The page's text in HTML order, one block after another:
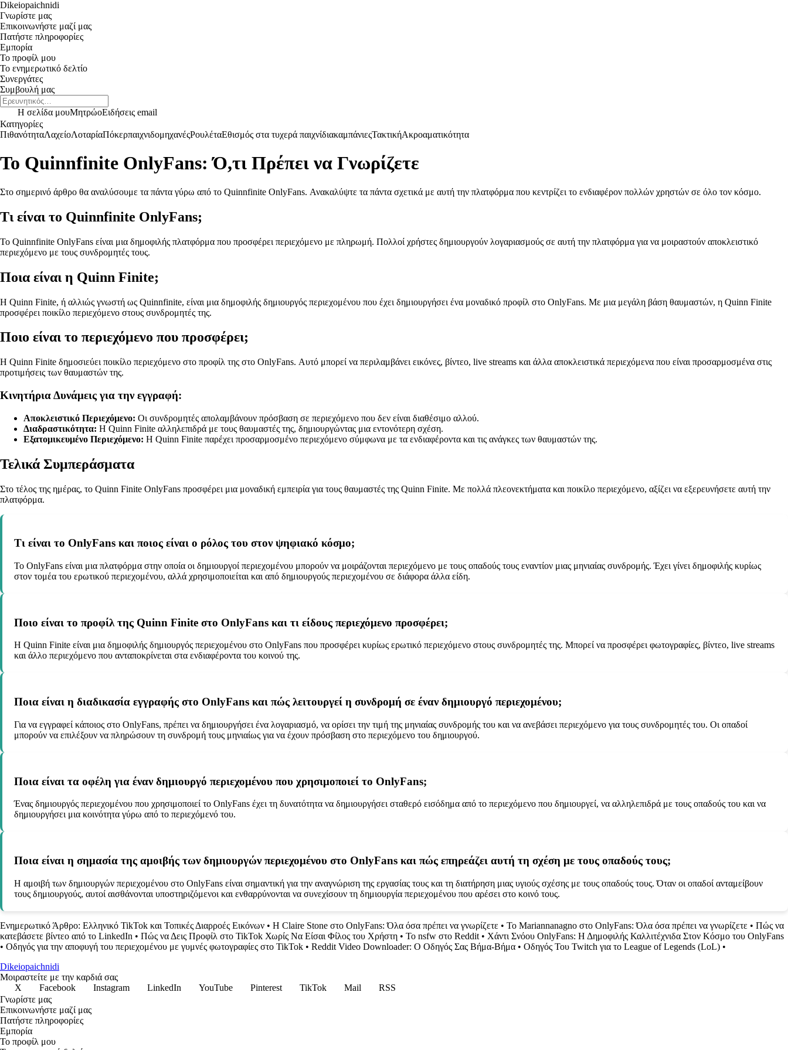
Dikeiopaichnidi
Γνωρίστε μας
Επικοινωνήστε μαζί μας
Πατήστε πληροφορίες
Εμπορία
Το προφίλ μου
Το ενημερωτικό δελτίο
Συνεργάτες
Συμβουλή μας
Η σελίδα μουΜητρώοΕιδήσεις email
Κατηγορίες
ΠιθανότηταΛαχείοΛοταρίαΠόκερπαιχνιδομηχανέςΡουλέταΕθισμός στα τυχερά παιχνίδιακαμπάνιεςΤακτικήΑκροαματικότητα
Το Quinnfinite OnlyFans: Ό,τι Πρέπει να Γνωρίζετε
Στο σημερινό άρθρο θα αναλύσουμε τα πάντα γύρω από το Quinnfinite OnlyFans. Ανακαλύψτε τα πάντα σχετικά με αυτή την πλατφόρμα που κεντρίζει το ενδιαφέρον πολλών χρηστών σε όλο τον κόσμο.
Τι είναι το Quinnfinite OnlyFans;
To Quinnfinite OnlyFans είναι μια δημοφιλής πλατφόρμα που προσφέρει περιεχόμενο με πληρωμή. Πολλοί χρήστες δημιουργούν λογαριασμούς σε αυτή την πλατφόρμα για να μοιραστούν αποκλειστικό
περιεχόμενο με τους συνδρομητές τους.
Ποια είναι η Quinn Finite;
Η Quinn Finite, ή αλλιώς γνωστή ως Quinnfinite, είναι μια δημοφιλής δημιουργός περιεχομένου που έχει δημιουργήσει ένα μοναδικό προφίλ στο OnlyFans. Με μια μεγάλη βάση θαυμαστών, η Quinn Finite
προσφέρει ποικίλο περιεχόμενο στους συνδρομητές της.
Ποιο είναι το περιεχόμενο που προσφέρει;
Η Quinn Finite δημοσιεύει ποικίλο περιεχόμενο στο προφίλ της στο OnlyFans. Αυτό μπορεί να περιλαμβάνει εικόνες, βίντεο, live streams και άλλα αποκλειστικά περιεχόμενα που είναι προσαρμοσμένα στις
προτιμήσεις των θαυμαστών της.
Κινητήρια Δυνάμεις για την εγγραφή:
Αποκλειστικό Περιεχόμενο: Οι συνδρομητές απολαμβάνουν πρόσβαση σε περιεχόμενο που δεν είναι διαθέσιμο αλλού.
Διαδραστικότητα: Η Quinn Finite αλληλεπιδρά με τους θαυμαστές της, δημιουργώντας μια εντονότερη σχέση.
Εξατομικευμένο Περιεχόμενο: Η Quinn Finite παρέχει προσαρμοσμένο περιεχόμενο σύμφωνα με τα ενδιαφέροντα και τις ανάγκες των θαυμαστών της.
Τελικά Συμπεράσματα
Στο τέλος της ημέρας, το Quinn Finite OnlyFans προσφέρει μια μοναδική εμπειρία για τους θαυμαστές της Quinn Finite. Με πολλά πλεονεκτήματα και ποικίλο περιεχόμενο, αξίζει να εξερευνήσετε αυτή την
πλατφόρμα.
Τι είναι το OnlyFans και ποιος είναι ο ρόλος του στον ψηφιακό κόσμο;
Το OnlyFans είναι μια πλατφόρμα στην οποία οι δημιουργοί περιεχομένου μπορούν να μοιράζονται περιεχόμενο με τους οπαδούς τους εναντίον μιας μηνιαίας συνδρομής. Έχει γίνει δημοφιλής κυρίως
στον τομέα του ερωτικού περιεχομένου, αλλά χρησιμοποιείται και από δημιουργούς περιεχομένου σε διάφορα άλλα είδη.
Ποιο είναι το προφίλ της Quinn Finite στο OnlyFans και τι είδους περιεχόμενο προσφέρει;
Η Quinn Finite είναι μια δημοφιλής δημιουργός περιεχομένου στο OnlyFans που προσφέρει κυρίως ερωτικό περιεχόμενο στους συνδρομητές της. Μπορεί να προσφέρει φωτογραφίες, βίντεο, live streams
και άλλο περιεχόμενο που ανταποκρίνεται στα ενδιαφέροντα του κοινού της.
Ποια είναι η διαδικασία εγγραφής στο OnlyFans και πώς λειτουργεί η συνδρομή σε έναν δημιουργό περιεχομένου;
Για να εγγραφεί κάποιος στο OnlyFans, πρέπει να δημιουργήσει ένα λογαριασμό, να ορίσει την τιμή της μηνιαίας συνδρομής του και να ανεβάσει περιεχόμενο για τους συνδρομητές του. Οι οπαδοί
μπορούν να επιλέξουν να πληρώσουν τη συνδρομή τους μηνιαίως για να έχουν πρόσβαση στο περιεχόμενο του δημιουργού.
Ποια είναι τα οφέλη για έναν δημιουργό περιεχομένου που χρησιμοποιεί το OnlyFans;
Ένας δημιουργός περιεχομένου που χρησιμοποιεί το OnlyFans έχει τη δυνατότητα να δημιουργήσει σταθερό εισόδημα από το περιεχόμενο που δημιουργεί, να αλληλεπιδρά με τους οπαδούς του και να
δημιουργήσει μια κοινότητα γύρω από το περιεχόμενό του.
Ποια είναι η σημασία της αμοιβής των δημιουργών περιεχομένου στο OnlyFans και πώς επηρεάζει αυτή τη σχέση με τους οπαδούς τους;
Η αμοιβή των δημιουργών περιεχομένου στο OnlyFans είναι σημαντική για την αναγνώριση της εργασίας τους και τη διατήρηση μιας υγιούς σχέσης με τους οπαδούς τους. Όταν οι οπαδοί ανταμείβουν
τους δημιουργούς, αυτοί αισθάνονται υποστηριζόμενοι και ενθαρρύνονται να συνεχίσουν τη δημιουργία περιεχομένου που αρέσει στο κοινό τους.
Ενημερωτικό Άρθρο: Ελληνικό TikTok και Τοπικές Διαρροές Εικόνων • Η Claire Stone στο OnlyFans: Όλα όσα πρέπει να γνωρίζετε • Το Mariannanagno στο OnlyFans: Όλα όσα πρέπει να γνωρίζετε • Πώς να
κατεβάσετε βίντεο από το LinkedIn • Πώς να Δεις Προφίλ στο TikTok Χωρίς Να Είσαι Φίλος του Χρήστη • Το nsfw στο Reddit • Χάντι Σνόου OnlyFans: Η Δημοφιλής Καλλιτέχνιδα Στον Κόσμο του OnlyFans
• Οδηγός για την αποφυγή του περιεχομένου με γυμνές φωτογραφίες στο TikTok • Reddit Video Downloader: Ο Οδηγός Σας Βήμα-Βήμα • Οδηγός Του Twitch για το League of Legends (LoL) •
Dikeiopaichnidi
Μοιραστείτε με την καρδιά σας
X
Facebook Instagram LinkedIn YouTube Pinterest TikTok Mail
RSS
Γνωρίστε μας
Επικοινωνήστε μαζί μας
Πατήστε πληροφορίες
Εμπορία
Το προφίλ μου